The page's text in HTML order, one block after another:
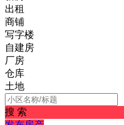
出租
商铺
写字楼
自建房
厂房
仓库
土地
搜 索